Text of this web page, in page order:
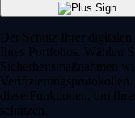
Der Schutz Ihrer
Ihres Portfolios. Wählen
Sicherheitsmaßnahmen
diese Funktionen, um
schützen.